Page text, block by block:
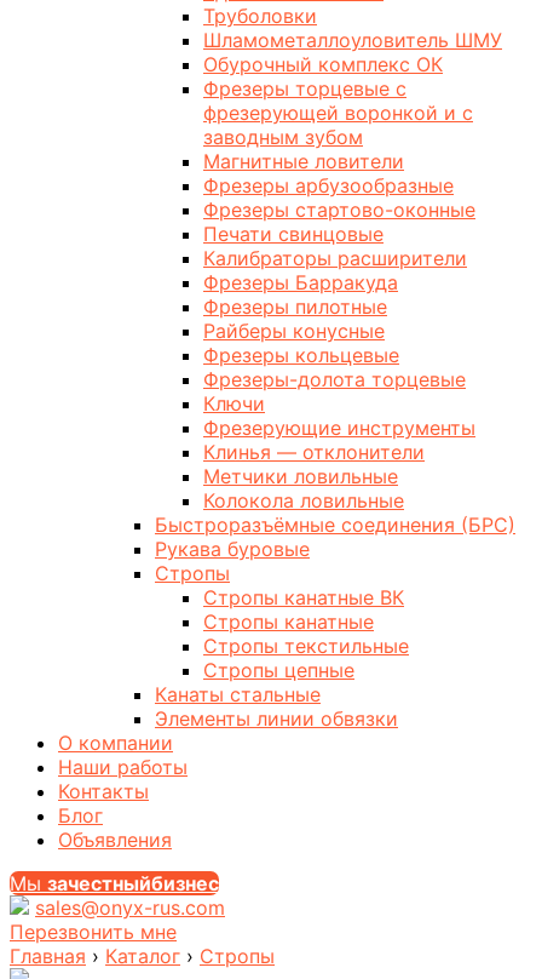
Труболовки
Шламометаллоуловитель ШМУ
Обурочный комплекс ОК
Фрезеры торцевые с
фрезерующей воронкой и с
заводным зубом
Магнитные ловители
Фрезеры арбузообразные
Фрезеры стартово-оконные
Печати свинцовые
Калибраторы расширители
Фрезеры Барракуда
Фрезеры пилотные
Райберы конусные
Фрезеры кольцевые
Фрезеры-долота торцевые
Ключи
Фрезерующие инструменты
Клинья — отклонители
Метчики ловильные
Колокола ловильные
Быстроразъёмные соединения (БРС)
Рукава буровые
Стропы
Стропы канатные ВК
Стропы канатные
Стропы текстильные
Стропы цепные
Канаты стальные
Элементы линии обвязки
О компании
Наши работы
Контакты
Блог
Объявления
Мы зачестныйбизнес
sales@onyx-rus.com
Перезвонить мне
Главная › Каталог › Стропы